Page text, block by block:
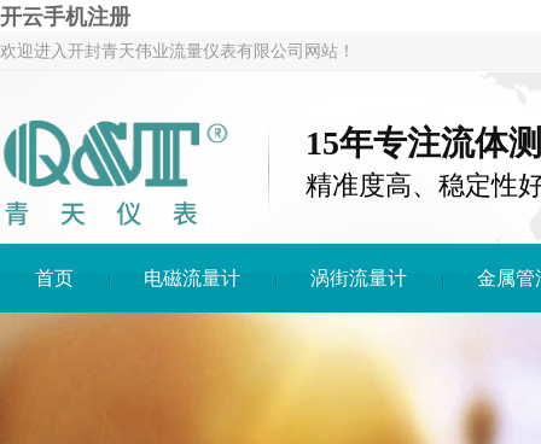
开云手机注册
欢迎进入开封青天伟业流量仪表有限公司网站！
15年专注流体
精准度高、稳定性
首页 电磁流量计 涡街流量计 金属管